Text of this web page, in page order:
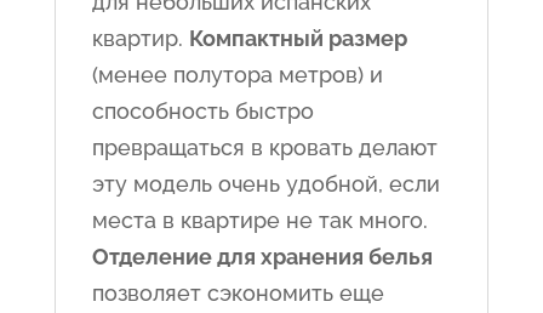
квартир. Компактный размер
(менее полутора метров) и
способность быстро
превращаться в кровать делают
эту модель очень удобной, если
места в квартире не так много.
Отделение для хранения белья
позволяет сэкономить еще